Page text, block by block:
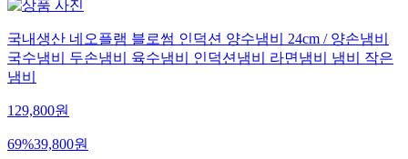
국내생산 네오플램 블로썸 인덕션 양수냄비 24cm / 양손냄비
국수냄비 두손냄비 육수냄비 인덕션냄비 라면냄비 냄비 작은
냄비
129,800원
69%39,800원